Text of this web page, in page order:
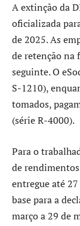
A extinção da
oficializada
de 2025. As
de retenção na
seguinte. O
S-1210),
tomados,
(série R-4000).
Para o
de
entregue até
base para a
março a 29 de